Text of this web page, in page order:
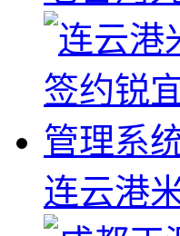
连云港